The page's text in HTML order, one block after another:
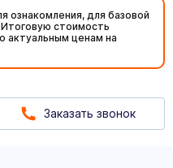
ознакомления, для базовой
Итоговую стоимость
актуальным ценам на
Заказать звонок